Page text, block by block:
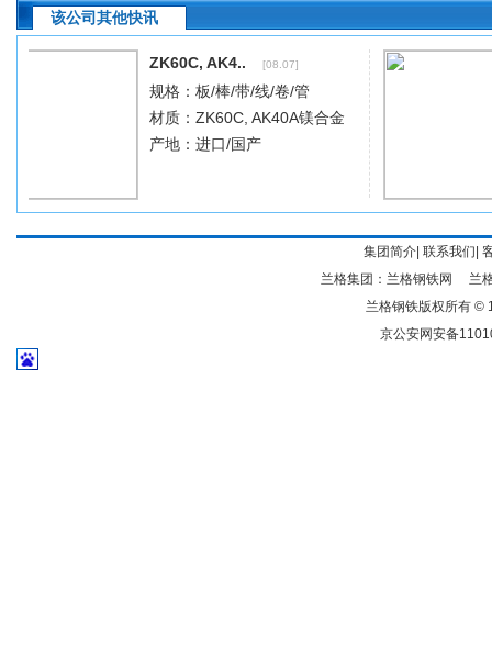
该公司其他快讯
集团简介 联系我们
兰格集团： 兰格钢铁网
兰
兰格钢铁版权所有 ©
京公安网安备